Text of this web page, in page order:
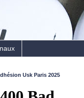
Usk Paris 2025